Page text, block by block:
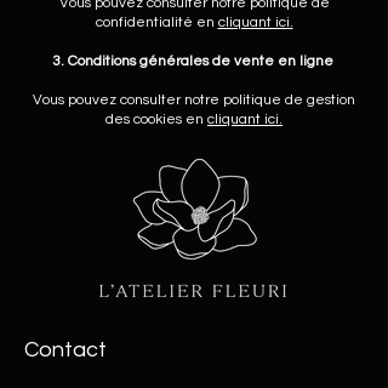
confidentialité en cliquant ici.
3. Conditions générales de vente en ligne
Vous pouvez consulter notre politique de gestion
des cookies en cliquant ici.
Contact